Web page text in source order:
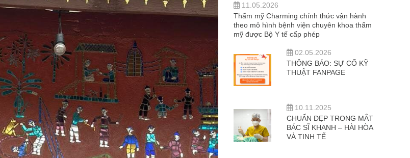
11.05.2026
Thẩm mỹ Charming chính thức vận hành
theo mô hình bệnh viện chuyên khoa thẩm
mỹ được Bộ Y tế cấp phép
02.05.2026
THÔNG BÁO: SỰ CỐ KỸ
THUẬT FANPAGE
10.11.2025
CHUẨN ĐẸP TRONG MẮT
BÁC SĨ KHANH – HÀI HÒA
VÀ TINH TẾ